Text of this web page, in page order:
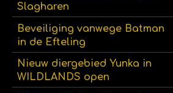
Slagharen
Beveiliging vanwege Batman
in de Efteling
Nieuw diergebied Yunka in
WILDLANDS open